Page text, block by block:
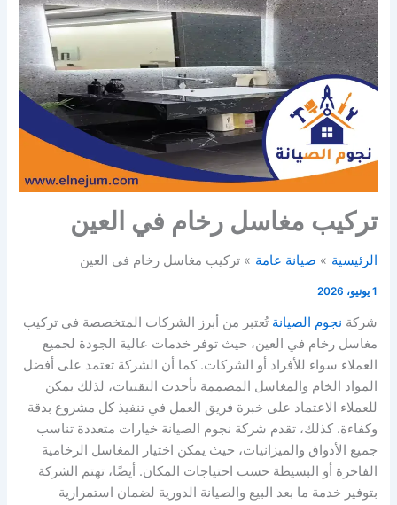
تركيب مغاسل رخام في العين
الرئيسية صيانة عامة تركيب مغاسل رخام في العين
1 يونيو، 2026
شركة نجوم الصيانة تُعتبر من أبرز الشركات المتخصصة في تركيب
مغاسل رخام في العين، حيث توفر خدمات عالية الجودة لجميع
العملاء سواء للأفراد أو الشركات. كما أن الشركة تعتمد على أفضل
المواد الخام والمغاسل المصممة بأحدث التقنيات، لذلك يمكن
للعملاء الاعتماد على خبرة فريق العمل في تنفيذ كل مشروع بدقة
وكفاءة. كذلك، تقدم شركة نجوم الصيانة خيارات متعددة تناسب
جميع الأذواق والميزانيات، حيث يمكن اختيار المغاسل الرخامية
الفاخرة أو البسيطة حسب احتياجات المكان. أيضًا، تهتم الشركة
بتوفير خدمة ما بعد البيع والصيانة الدورية لضمان استمرارية